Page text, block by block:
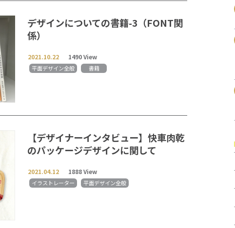
デザインについての書籍-3（FONT関
係）
2021.10.22 1490 View
平面デザイン全般 書籍
【デザイナーインタビュー】快車肉乾
のパッケージデザインに関して
2021.04.12 1888 View
イラストレーター 平面デザイン全般